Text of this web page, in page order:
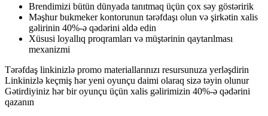
Brendimizi bütün dünyada tanıtmaq üçün çox səy göstəririk
Məşhur bukmeker kontorunun tərəfdaşı olun və şirkətin xalis
gəlirinin 40%-ə qədərini əldə edin
Xüsusi loyallıq proqramları və müştərinin qaytarılması
mexanizmi
Tərəfdaş linkinizlə promo materiallarınızı resursunuza yerləşdirin
Linkinizlə keçmiş hər yeni oyunçu daimi olaraq sizə təyin olunur
Gətirdiyiniz hər bir oyunçu üçün xalis gəlirimizin 40%-ə qədərini
qazanın